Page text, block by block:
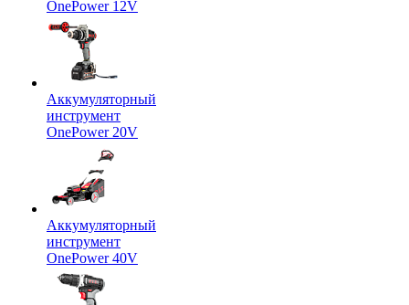
OnePower 12V
Аккумуляторный
инструмент
OnePower 20V
Аккумуляторный
инструмент
OnePower 40V